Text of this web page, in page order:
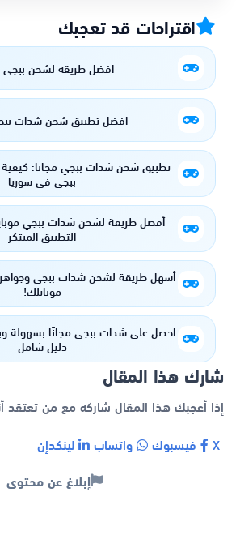
اقتراحات قد تعجبك
افضل طريقه لشحن ببجي
افضل تطبيق شحن شدات
تطبيق شحن شدات ببجي مجانا:
ببجي في سوريا
أفضل طريقة لشحن شدات ببجي
التطبيق المبتكر
أسهل طريقة لشحن شدات ببجي وجواهر
موبايلك!
احصل على شدات ببجي مجانًا بسهولة
دليل شامل
شارك هذا المقال
إذا أعجبك هذا المقال شاركه مع من تعتقد
فيسبوك واتساب لينكدإن
إبلاغ عن محتوى